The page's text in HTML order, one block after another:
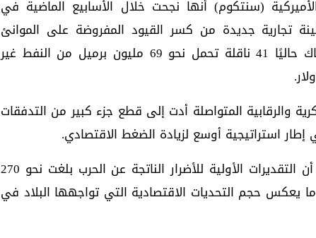
(سنتكوم) أنها نجحت خلال الأسابيع الماضية في
تجارية جديدة من كسر القيود المفروضة على الموانئ
الإيرانية. وذكرت في بيان لها أن هناك حاليًا 41 ناقلة تحمل نحو 69 مليون برميل من النفط غير
والرقابية المتواصلة أدت إلى قطع جزء كبير من التدفقات
إطار استراتيجية أوسع لزيادة الضغط الاقتصادي.
في المقابل، أعلنت الحكومة الإيرانية أن التقديرات الأولية للأضرار الناتجة عن الحرب بلغت نحو 270
ما يعكس حجم التحديات الاقتصادية التي تواجهها البلاد في